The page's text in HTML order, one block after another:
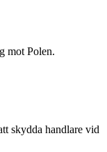
mot Polen.
skydda handlare vid